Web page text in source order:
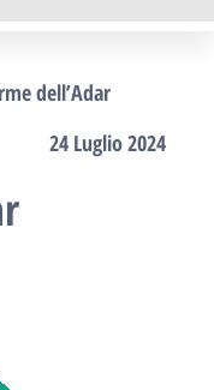
dell’Adar
24 Luglio 2024